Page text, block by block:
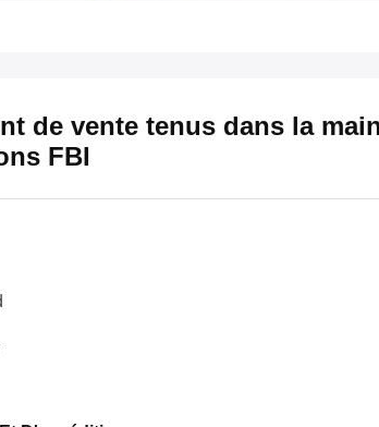
de vente tenus dans la
FBI